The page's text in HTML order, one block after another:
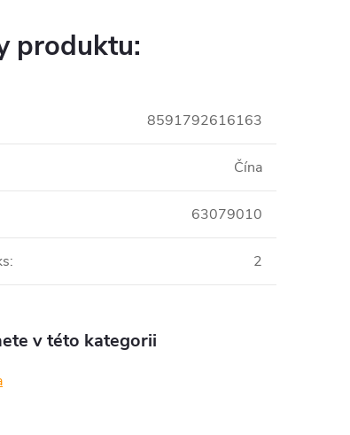
produktu:
8591792616163
Čína
63079010
: 2
v této kategorii